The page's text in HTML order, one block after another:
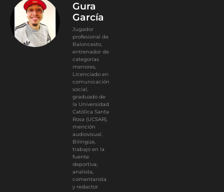
Gura
García
Jugador
profesional de
Baloncesto,
entrenador de
categorías
menores,
Licenciado en
comunicación
social,
graduado de
la Universidad
Católica Santa
Rosa (UCSAR),
mención
audiovisual.
Bilingüe,
trabajo en la
fuente
deportiva;
analista,
comentarista
y redactor